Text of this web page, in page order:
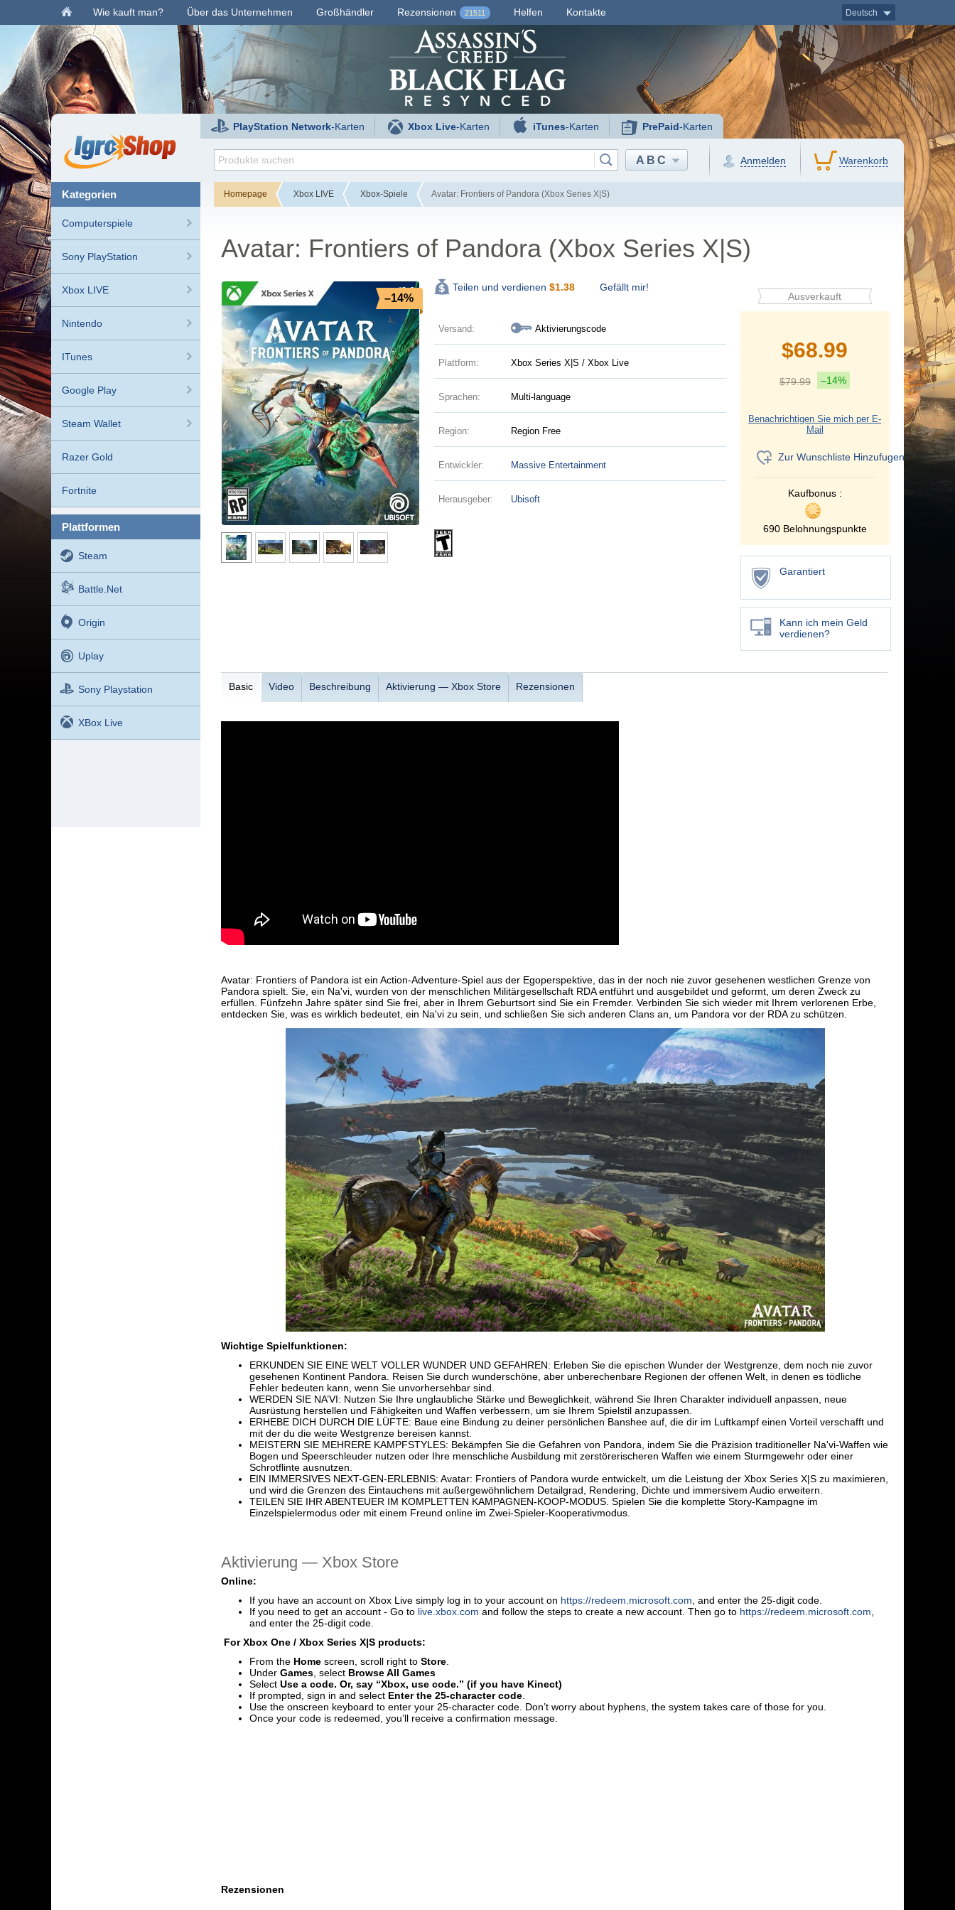
Wie kauft man? Über das Unternehmen Großhändler Rezensionen 21511 Helfen Kontakte Deutsch
PlayStation Network-Karten Xbox Live-Karten iTunes-Karten PrePaid-Karten
ABC Anmelden Warenkorb
kategorien
Computerspiele
Sony PlayStation
Xbox LIVE
Nintendo
ITunes
Google Play
Steam Wallet
Razer Gold
Fortnite
plattformen
Steam
Battle.net
Origin
Uplay
Sony Playstation
XBox Live
Homepage Xbox LIVE Xbox-Spiele Avatar: Frontiers of Pandora (Xbox Series X|S)
Avatar: Frontiers of Pandora (Xbox Series X|S)
–14%
Gefällt mir!
Teilen und verdienen $1.38
Versand: Aktivierungscode
Plattform: Xbox Series X|S / Xbox Live
Sprachen: Multi-language
Region: Region Free
Entwickler: Massive Entertainment
Herausgeber: Ubisoft
Ausverkauft
$68.99
$79.99 –14%
Benachrichtigen Sie mich per E-
Mail
Zur Wunschliste Hinzufugen
Kaufbonus :
690 Belohnungspunkte
Garantiert
Kann ich mein Geld
verdienen?
Basic Video Beschreibung Aktivierung — Хbox Store Rezensionen
Avatar: Frontiers of Pandora ist ein Action-Adventure-Spiel aus der Egoperspektive, das in der noch nie zuvor gesehenen westlichen Grenze von
Pandora spielt. Sie, ein Na'vi, wurden von der menschlichen Militärgesellschaft RDA entführt und ausgebildet und geformt, um deren Zweck zu
erfüllen. Fünfzehn Jahre später sind Sie frei, aber in Ihrem Geburtsort sind Sie ein Fremder. Verbinden Sie sich wieder mit Ihrem verlorenen Erbe,
entdecken Sie, was es wirklich bedeutet, ein Na'vi zu sein, und schließen Sie sich anderen Clans an, um Pandora vor der RDA zu schützen.
Wichtige Spielfunktionen:
ERKUNDEN SIE EINE WELT VOLLER WUNDER UND GEFAHREN: Erleben Sie die epischen Wunder der Westgrenze, dem noch nie zuvor
gesehenen Kontinent Pandora. Reisen Sie durch wunderschöne, aber unberechenbare Regionen der offenen Welt, in denen es tödliche
Fehler bedeuten kann, wenn Sie unvorhersehbar sind.
WERDEN SIE NA’VI: Nutzen Sie Ihre unglaubliche Stärke und Beweglichkeit, während Sie Ihren Charakter individuell anpassen, neue
Ausrüstung herstellen und Fähigkeiten und Waffen verbessern, um sie Ihrem Spielstil anzupassen.
ERHEBE DICH DURCH DIE LÜFTE: Baue eine Bindung zu deiner persönlichen Banshee auf, die dir im Luftkampf einen Vorteil verschafft und
mit der du die weite Westgrenze bereisen kannst.
MEISTERN SIE MEHRERE KAMPFSTYLES: Bekämpfen Sie die Gefahren von Pandora, indem Sie die Präzision traditioneller Na'vi-Waffen wie
Bogen und Speerschleuder nutzen oder Ihre menschliche Ausbildung mit zerstörerischeren Waffen wie einem Sturmgewehr oder einer
Schrotflinte ausnutzen.
EIN IMMERSIVES NEXT-GEN-ERLEBNIS: Avatar: Frontiers of Pandora wurde entwickelt, um die Leistung der Xbox Series X|S zu maximieren,
und wird die Grenzen des Eintauchens mit außergewöhnlichem Detailgrad, Rendering, Dichte und immersivem Audio erweitern.
TEILEN SIE IHR ABENTEUER IM KOMPLETTEN KAMPAGNEN-KOOP-MODUS. Spielen Sie die komplette Story-Kampagne im
Einzelspielermodus oder mit einem Freund online im Zwei-Spieler-Kooperativmodus.
Aktivierung — Хbox Store
Online:
If you have an account on Xbox Live simply log in to your account on https://redeem.microsoft.com , and enter the 25-digit code.
If you need to get an account - Go to live.xbox.com and follow the steps to create a new account. Then go to https://redeem.microsoft.com
and enter the 25-digit code.
For Xbox One / Xbox Series X|S products:
From the Homescreen, scroll right toStore.
Under Games, select Browse All Games
SelectUse a code. Or, say “Xbox, use code.” (if you have Kinect)
If prompted, sign in and select Enter the 25-character code.
Use the onscreen keyboard to enter your 25-character code. Don’t worry about hyphens, the system takes care of those for you.
Once your code is redeemed, you’ll receive a confirmation message.
Rezensionen